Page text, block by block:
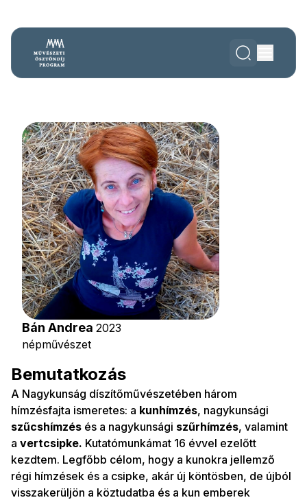
Bán Andrea 2023
népművészet
Bemutatkozás
A Nagykunság díszítőművészetében három
hímzésfajta ismeretes: a kunhímzés, nagykunsági
szűcshímzés és a nagykunsági szűrhímzés, valamint
a vertcsipke. Kutatómunkámat 16 évvel ezelőtt
kezdtem. Legfőbb célom, hogy a kunokra jellemző
régi hímzések és a csipke, akár új köntösben, de újból
visszakerüljön a köztudatba és a kun emberek